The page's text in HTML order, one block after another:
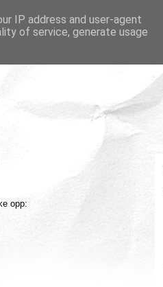
opp:
IP address and user-agent
of service, generate usage